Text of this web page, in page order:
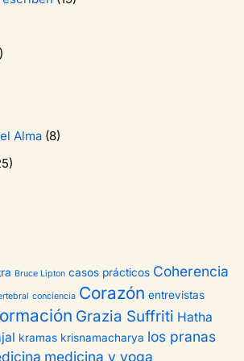
Alma (8)
Bruce Lipton casos prácticos Coherencia
conciencia Corazón entrevistas
Grazia Suffriti Hatha
kramas krisnamacharya los pranas
medicina y yoga